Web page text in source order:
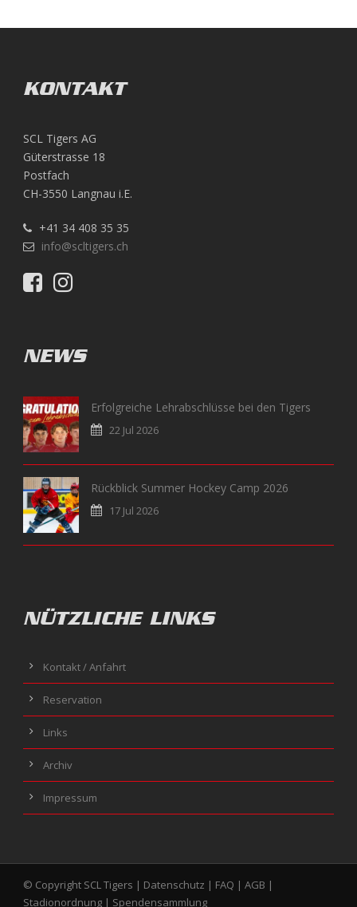
KONTAKT
SCL Tigers AG
Güterstrasse 18
Postfach
CH-3550 Langnau i.E.
+41 34 408 35 35
info@scltigers.ch
NEWS
Erfolgreiche Lehrabschlüsse bei den Tigers
22 Jul 2026
Rückblick Summer Hockey Camp 2026
17 Jul 2026
NÜTZLICHE LINKS
Kontakt / Anfahrt
Reservation
Links
Archiv
Impressum
© Copyright SCL Tigers | Datenschutz | FAQ | AGB |
Stadionordnung | Spendensammlung